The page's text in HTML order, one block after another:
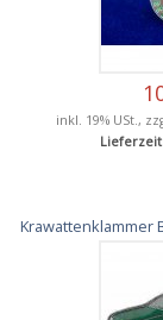
inkl. 19% USt.,
Lieferzeit
Krawattenklammer